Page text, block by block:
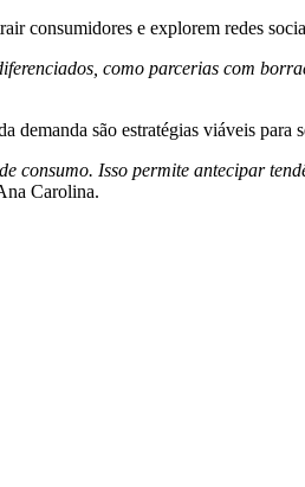
consumidores e explorem redes
como parcerias com
demanda são estratégias viáveis para
consumo. Isso permite antecipar
Carolina.